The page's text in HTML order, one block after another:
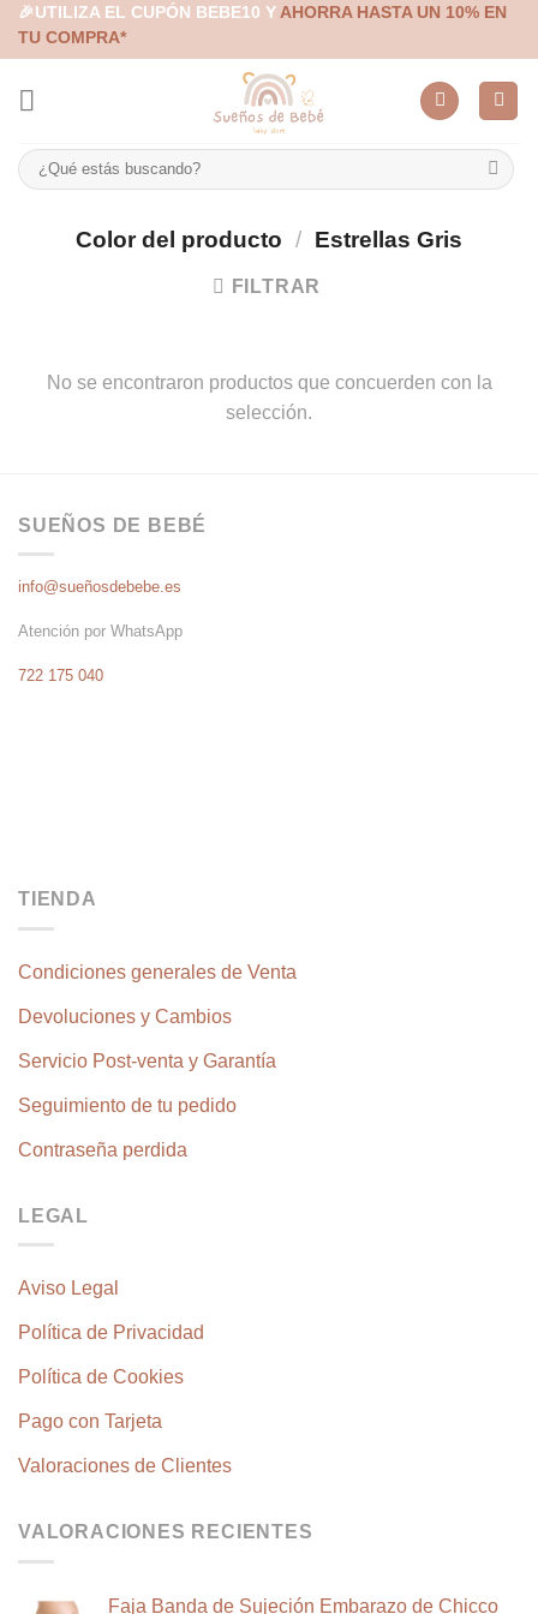
Skip🎉UTILIZA EL CUPÓN BEBE10 Y AHORRA HASTA UN 10% EN
TU COMPRA*
Buscar
por:
Color del producto / Estrellas Gris
FILTRAR
No se encontraron productos que concuerden con la
selección.
SUEÑOS DE BEBÉ
info@sueñosdebebe.es
Atención por WhatsApp
722 175 040
TIENDA
Condiciones generales de Venta
Devoluciones y Cambios
Servicio Post-venta y Garantía
Seguimiento de tu pedido
Contraseña perdida
LEGAL
Aviso Legal
Política de Privacidad
Política de Cookies
Pago con Tarjeta
Valoraciones de Clientes
VALORACIONES RECIENTES
Faja Banda de Sujeción Embarazo de Chicco